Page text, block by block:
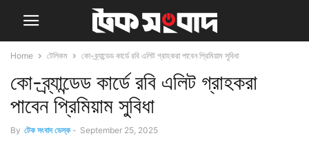
Home টেলিকম কো-ব্র্যান্ডেড কার্ডে রবি এলিট গ্রাহকরা পাবেন প্রিমিয়াম সুবিধা
কো-ব্র্যান্ডেড কার্ডে রবি এলিট গ্রাহকরা
পাবেন প্রিমিয়াম সুবিধা
By টেক সংবাদ ডেস্ক - September 25, 2025